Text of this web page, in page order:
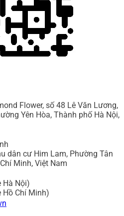
Flower, số 48 Lê Văn Lương,
Yên Hòa, Thành phố Hà Nội,
dân cư Him Lam, Phường Tân
Minh, Việt Nam
Hà Nội)
Hồ Chí Minh)